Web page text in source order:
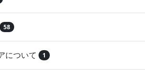
58
について 1